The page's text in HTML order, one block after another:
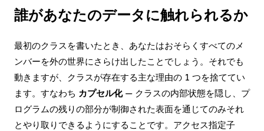
誰があなたのデータに触れられるか
最初のクラスを書いたとき、あなたはおそらくすべてのメ
ンバーを外の世界にさらけ出したことでしょう。それでも
動きますが、クラスが存在する主な理由の 1 つを捨ててい
ます。すなわち カプセル化— クラスの内部状態を隠し、プ
ログラムの残りの部分が制御された表面を通じてのみそれ
とやり取りできるようにすることです。アクセス指定子